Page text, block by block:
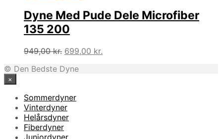
4.949,00 kr..2.968,00 kr..
Dyne Med Pude Dele Microfiber
135 200
949,00kr. Den
pris
699,00 kr.
© Den Bedste Dyne
×
Sommerdyner
Vinterdyner
Helårsdyner
Fiberdyner
Juniordyner